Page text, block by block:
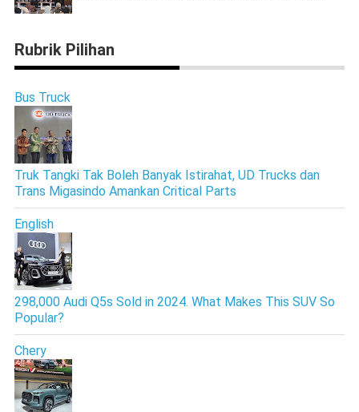
Rubrik Pilihan
Bus Truck
Truk Tangki Tak Boleh Banyak Istirahat, UD Trucks dan
Trans Migasindo Amankan Critical Parts
English
298,000 Audi Q5s Sold in 2024. What Makes This SUV So
Popular?
Chery